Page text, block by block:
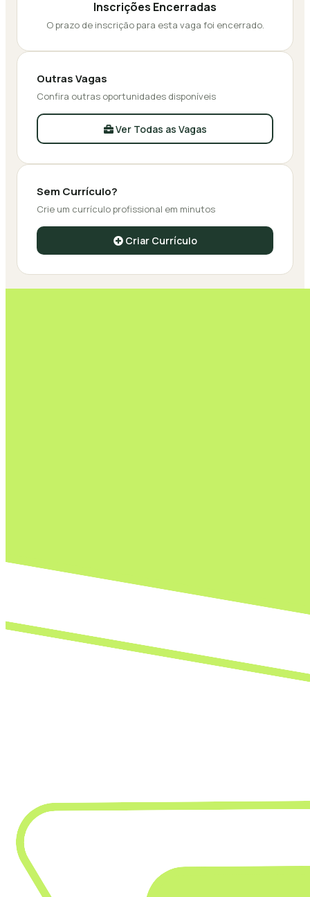
Inscrições Encerradas
O prazo de inscrição para esta vaga foi encerrado.
Outras Vagas
Confira outras oportunidades disponíveis
Ver Todas as Vagas
Sem Currículo?
Crie um currículo profissional em minutos
Criar Currículo